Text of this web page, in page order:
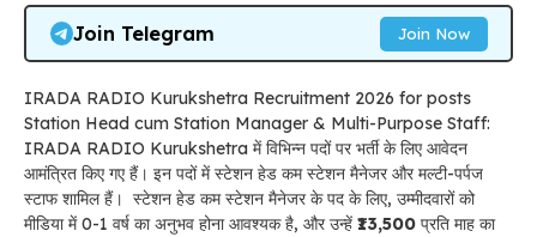
Join Telegram Join Now
IRADA RADIO Kurukshetra Recruitment 2026 for posts
Station Head cum Station Manager & Multi-Purpose Staff:
IRADA RADIO Kurukshetra में विभिन्न पदों पर भर्ती के लिए आवेदन
आमंत्रित किए गए हैं। इन पदों में स्टेशन हेड कम स्टेशन मैनेजर और मल्टी-पर्पज
स्टाफ शामिल हैं। स्टेशन हेड कम स्टेशन मैनेजर के पद के लिए, उम्मीदवारों को
मीडिया में 0-1 वर्ष का अनुभव होना आवश्यक है, और उन्हें ₹13,500 प्रति माह का